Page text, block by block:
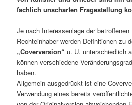
fachlich unscharfen Fragestellung
Je nach Interessenlage der
Rechteinhaber werden Definitionen zu
„Coverversion“ u. U. unterschiedlich
können verschiedene
haben.
Allgemein ausgedrückt ist eine
Verwendung eines bereits